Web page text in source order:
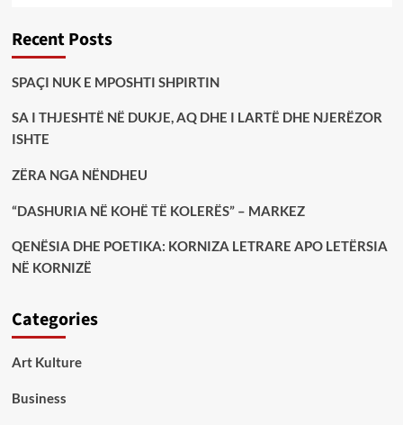
Recent Posts
SPAÇI NUK E MPOSHTI SHPIRTIN
SA I THJESHTË NË DUKJE, AQ DHE I LARTË DHE NJERËZOR
ISHTE
ZËRA NGA NËNDHEU
“DASHURIA NË KOHË TË KOLERËS” – MARKEZ
QENËSIA DHE POETIKA: KORNIZA LETRARE APO LETËRSIA
NË KORNIZË
Categories
Art Kulture
Business